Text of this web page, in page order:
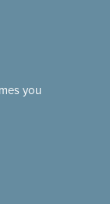
you